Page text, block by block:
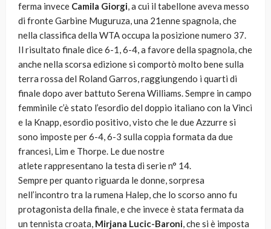
ferma invece Camila Giorgi, a cui il tabellone aveva messo
di fronte Garbine Muguruza, una 21enne spagnola, che
nella classifica della WTA occupa la posizione numero 37.
Il risultato finale dice 6-1, 6-4, a favore della spagnola, che
anche nella scorsa edizione si comportò molto bene sulla
terra rossa del Roland Garros, raggiungendo i quarti di
finale dopo aver battuto Serena Williams. Sempre in campo
femminile c’è stato l’esordio del doppio italiano con la Vinci
e la Knapp, esordio positivo, visto che le due Azzurre si
sono imposte per 6-4, 6-3 sulla coppia formata da due
francesi, Lim e Thorpe. Le due nostre
atlete rappresentano la testa di serie n° 14.
Sempre per quanto riguarda le donne, sorpresa
nell’incontro tra la rumena Halep, che lo scorso anno fu
protagonista della finale, e che invece è stata fermata da
un tennista croata, Mirjana Lucic-Baroni, che si è imposta